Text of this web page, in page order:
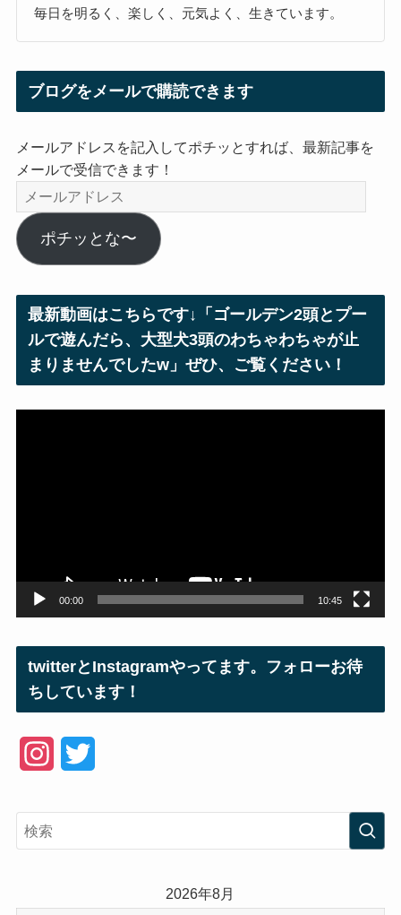
毎日を明るく、楽しく、元気よく、生きています。
ブログをメールで購読できます
メールアドレスを記入してポチッとすれば、最新記事を
メールで受信できます！
メ
ー
ル
ア
ス
ポチッとな〜
最新動画はこちらです↓「ゴールデン2頭とプー
ルで遊んだら、大型犬3頭のわちゃわちゃが止
まりませんでしたw」ぜひ、ご覧ください！
00:00 10:45
twitterとInstagramやってます。フォローお待
ちしています！
2026年8月